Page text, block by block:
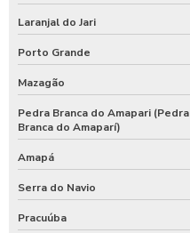
Laranjal do Jari
Porto Grande
Mazagão
Pedra Branca do Amapari (Pedra
Branca do Amaparí)
Amapá
Serra do Navio
Pracuúba